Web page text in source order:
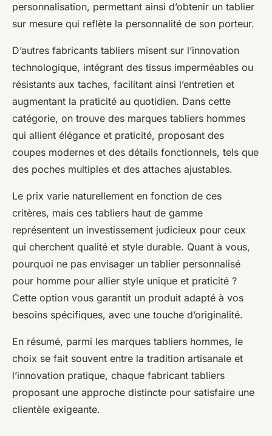
personnalisation, permettant ainsi d’obtenir un tablier
sur mesure qui reflète la personnalité de son porteur.
D’autres fabricants tabliers misent sur l’innovation
technologique, intégrant des tissus imperméables ou
résistants aux taches, facilitant ainsi l’entretien et
augmentant la praticité au quotidien. Dans cette
catégorie, on trouve des marques tabliers hommes
qui allient élégance et praticité, proposant des
coupes modernes et des détails fonctionnels, tels que
des poches multiples et des attaches ajustables.
Le prix varie naturellement en fonction de ces
critères, mais ces tabliers haut de gamme
représentent un investissement judicieux pour ceux
qui cherchent qualité et style durable. Quant à vous,
pourquoi ne pas envisager un tablier personnalisé
pour homme pour allier style unique et praticité ?
Cette option vous garantit un produit adapté à vos
besoins spécifiques, avec une touche d’originalité.
En résumé, parmi les marques tabliers hommes, le
choix se fait souvent entre la tradition artisanale et
l’innovation pratique, chaque fabricant tabliers
proposant une approche distincte pour satisfaire une
clientèle exigeante.